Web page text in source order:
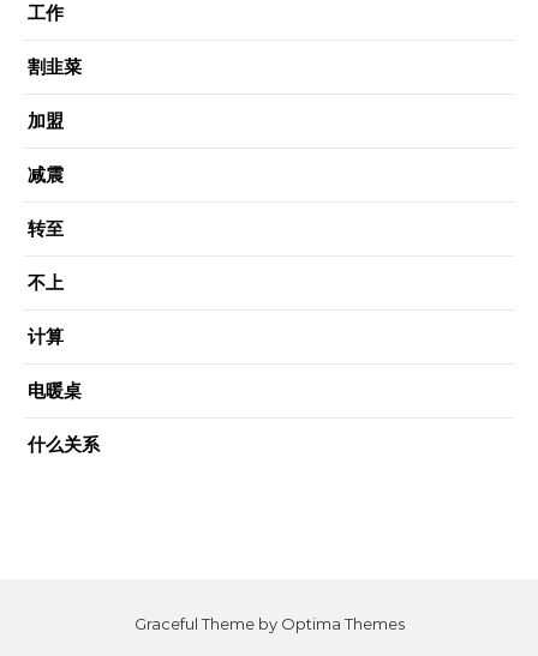
工作
割韭菜
加盟
减震
转至
不上
计算
电暖桌
什么关系
Graceful Theme by Optima Themes